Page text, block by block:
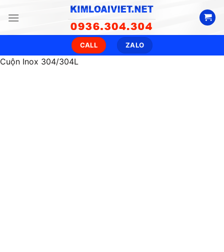
CALL ZALO
Cuộn Inox 304/304L